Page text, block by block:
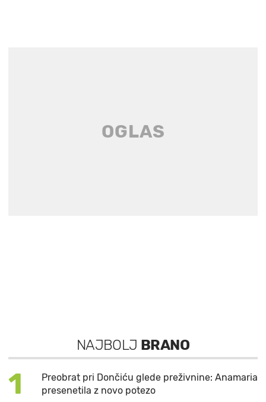
NAJBOLJ BRANO
1
Preobrat pri Dončiću glede preživnine: Anamaria
presenetila z novo potezo